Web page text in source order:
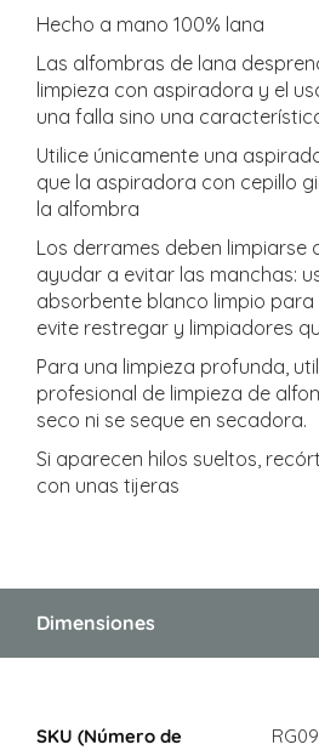
Hecho a mano 100% lana
Las alfombras de lana
limpieza con aspiradora y el
una falla sino una
Utilice únicamente una
que la aspiradora con cepillo
la alfombra
Los derrames deben limpiarse
ayudar a evitar las manchas:
absorbente blanco limpio para
evite restregar y limpiadores
Para una limpieza profunda,
profesional de limpieza de
seco ni se seque en secadora.
Si aparecen hilos sueltos,
con unas tijeras
Dimensiones
RG09